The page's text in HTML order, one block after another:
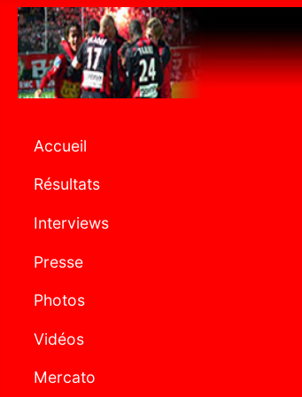
Accueil
Résultats
Interviews
Presse
Photos
Vidéos
Mercato